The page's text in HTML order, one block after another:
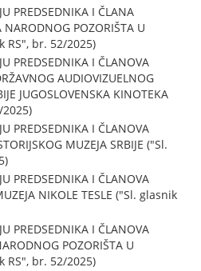
PREDSEDNIKA I ČLANA
POZORIŠTA U
RS", br. 52/2025)
PREDSEDNIKA I ČLANOVA
AUDIOVIZUELNOG
JUGOSLOVENSKA KINOTEKA
PREDSEDNIKA I ČLANOVA
MUZEJA SRBIJE ("Sl.
PREDSEDNIKA I ČLANOVA
NIKOLE TESLE ("Sl. glasnik
PREDSEDNIKA I ČLANOVA
POZORIŠTA U
RS", br. 52/2025)